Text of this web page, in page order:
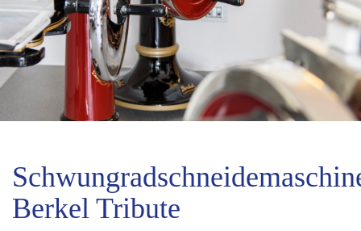
Berkel Tribute